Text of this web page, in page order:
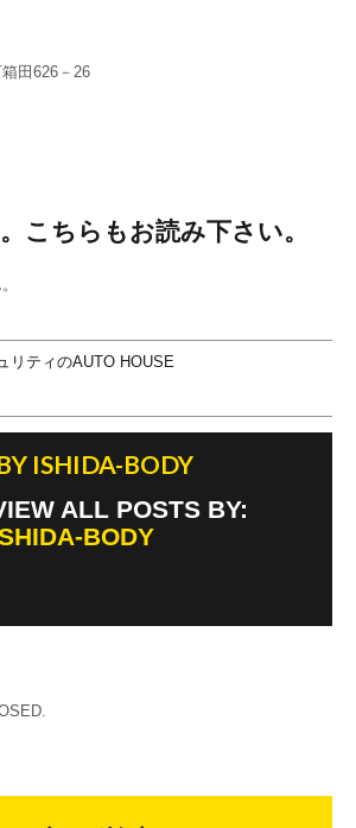
田626－26
こちらもお読み下さい。
リティのAUTO HOUSE
ISHIDA-BODY
ALL POSTS BY:
BODY